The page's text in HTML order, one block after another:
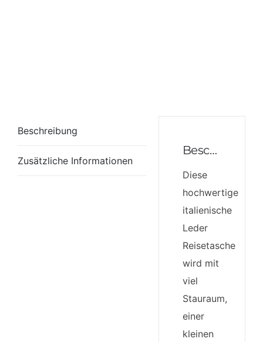
Beschreibung
Zusätzliche Informationen
Beschreibung
Diese
hochwertige
italienische
Leder
Reisetasche
wird mit
viel
Stauraum,
einer
kleinen